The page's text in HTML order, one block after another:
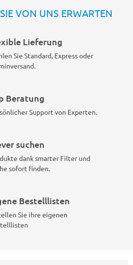
VON UNS ERWARTEN
Lieferung
Sie Standard, Express oder
Beratung
Support von Experten.
suchen
dank smarter Filter und
sofort finden.
Bestelllisten
Sie ihre eigenen